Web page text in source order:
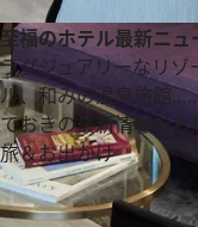
至福のホテル最新ニュ
ラグジュアリーなリ
ル、和みの温泉旅館
ておきの最新情報をお
旅＆お出かけ